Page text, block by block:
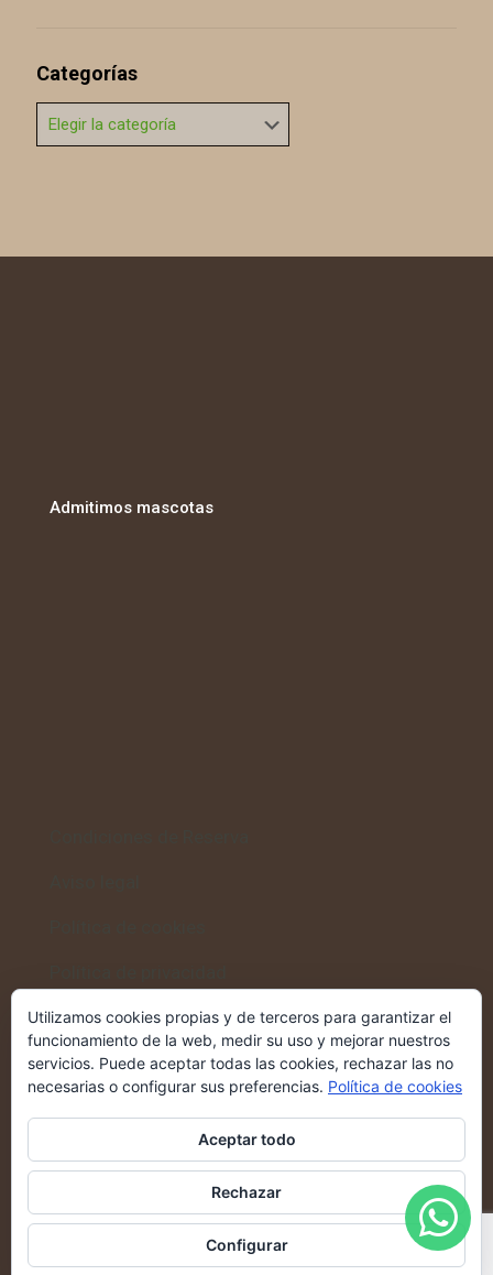
Categorías
Categorías
Admitimos mascotas
Volver al inicio
Casa Rural Altozano →
Utilizamos cookies propias y de terceros para garantizar el
funcionamiento de la web, medir su uso y mejorar nuestros
servicios. Puede aceptar todas las cookies, rechazar las no
necesarias o configurar sus preferencias. Política de cookies
Aceptar todo
Rechazar
Configurar